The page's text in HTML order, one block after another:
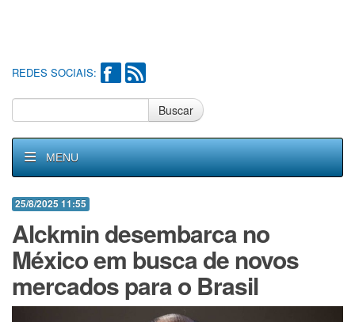
REDES SOCIAIS:
Buscar
MENU
25/8/2025 11:55
Alckmin desembarca no
México em busca de novos
mercados para o Brasil